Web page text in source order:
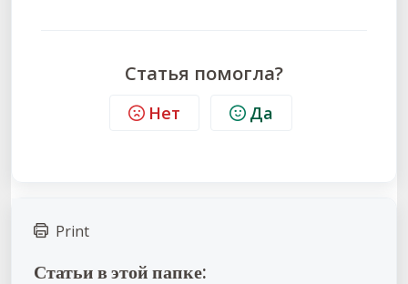
Статья помогла?
Нет Да
Print
Статьи в этой папке: